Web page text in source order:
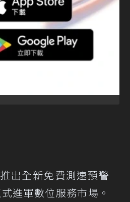
出全新免費測速預警
進軍數位服務市場。